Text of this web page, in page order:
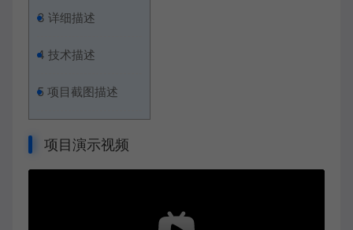
3 详细描述
4 技术描述
5 项目截图描述
项目演示视频